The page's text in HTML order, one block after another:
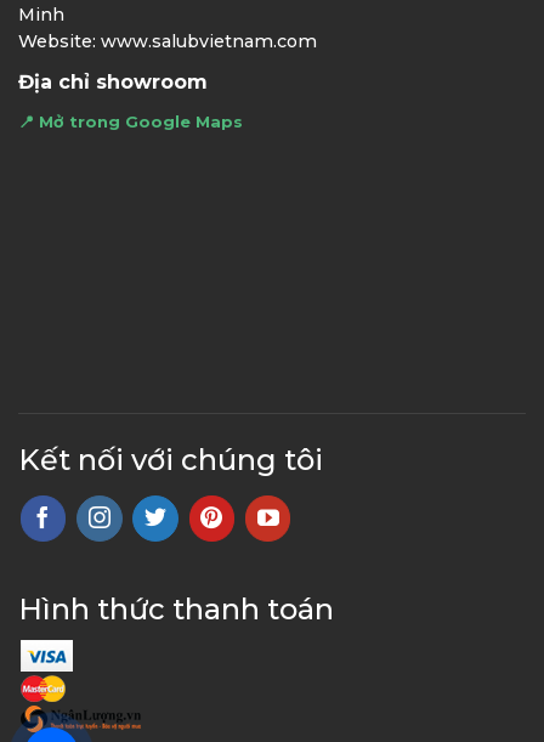
Minh
Website: www.salubvietnam.com
Địa chỉ showroom
📍 Mở trong Google Maps
Kết nối với chúng tôi
Hình thức thanh toán